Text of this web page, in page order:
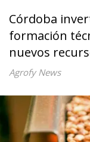
Córdoba
formación
nuevos
Agrofy News